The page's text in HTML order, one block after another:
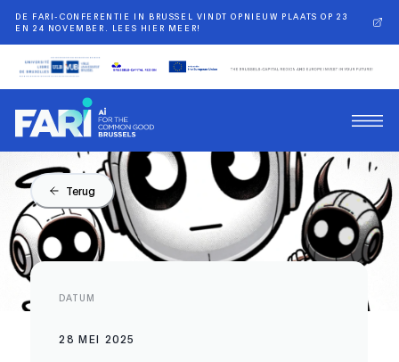
DE FARI-CONFERENTIE IN BRUSSEL VINDT OPNIEUW PLAATS OP 23
EN 24 NOVEMBER. LEES HIER MEER!
Terug
DATUM
28 MEI 2025